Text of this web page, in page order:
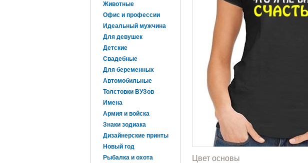
Животные
Офис и профессии
Идеальный мужчина
Для девушек
Детские
Свадебные
Для беременных
Автомобильные
Толстовки ВУЗов
Имена
Армия и войска
Знаки зодиака
Дизайнерские принты
Новый год
Рыбалка и охота
Цвет основы